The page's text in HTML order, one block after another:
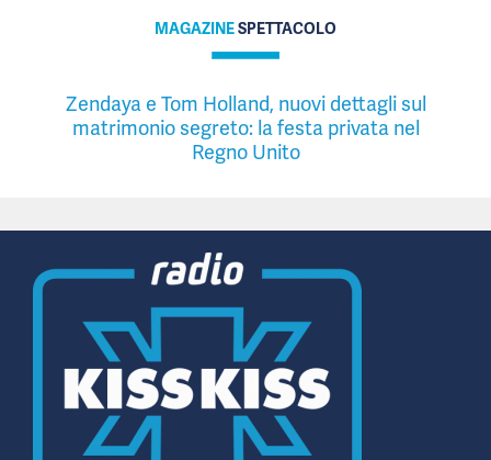
MAGAZINESPETTACOLO
Zendaya e Tom Holland, nuovi dettagli sul
matrimonio segreto: la festa privata nel
Regno Unito